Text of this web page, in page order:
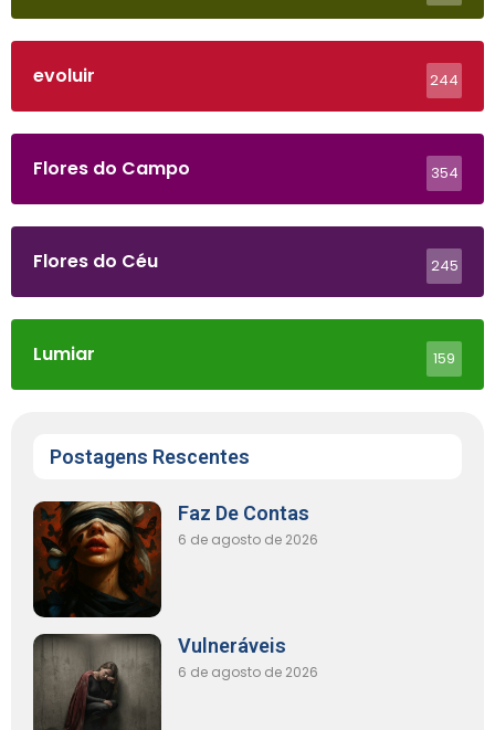
evoluir 244
Flores do Campo 354
Flores do Céu 245
Lumiar 159
Postagens Rescentes
Faz De Contas
6 de agosto de 2026
Vulneráveis
6 de agosto de 2026